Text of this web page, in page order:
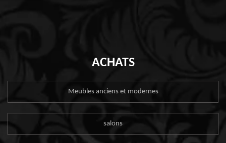
ACHATS
Meubles anciens et modernes
salons